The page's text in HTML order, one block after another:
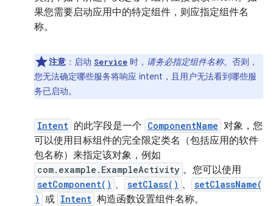
果您需要启动应用中的特定组件，则应指定组件名
称。
注意 ：启动 Service 时， 请务必指定组件名称。否则，
您无法确定哪些服务将响应 intent，且用户无法看到哪些服
务已启动。
Intent 的此字段是一个 ComponentName 对象，您
可以使用目标组件的完全限定类名（包括应用的软件
包名称）来指定该对象，例如
com.example.ExampleActivity 。您可以使用
setComponent() 、 setClass() 、
setClassName(
) 或 Intent 构造函数设置组件名称。